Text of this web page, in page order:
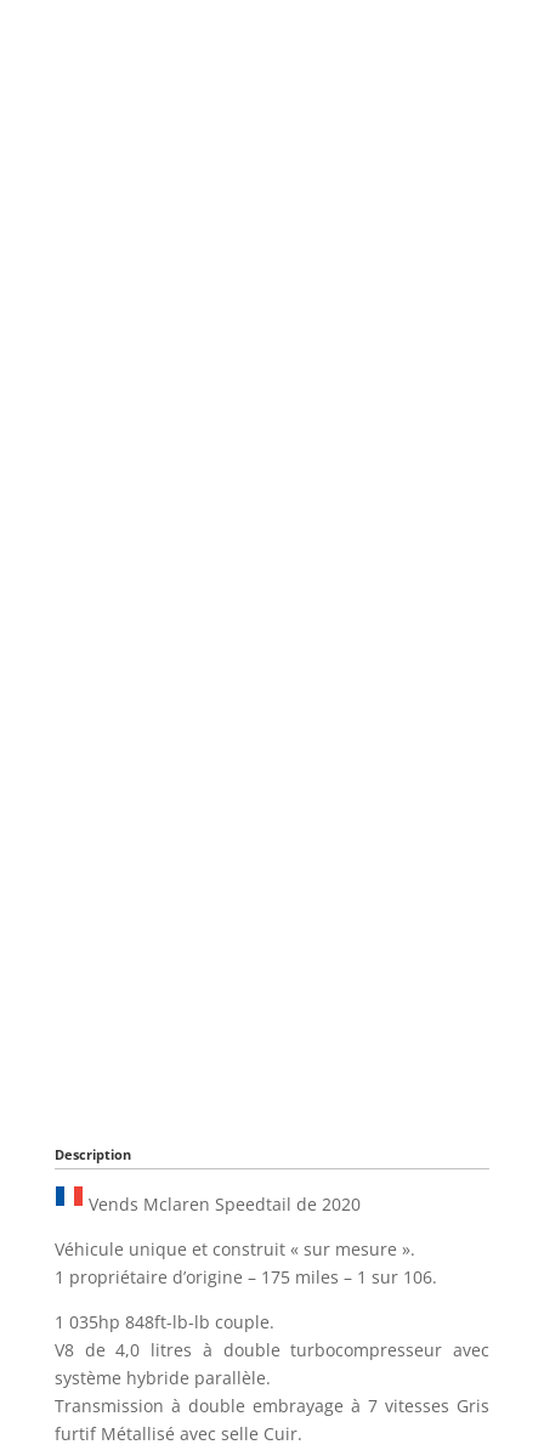
Description
Vends Mclaren Speedtail de 2020
Véhicule unique et construit « sur mesure ».
1 propriétaire d’origine – 175 miles – 1 sur 106.
1 035hp 848ft-lb-lb couple.
V8 de 4,0 litres à double turbocompresseur avec
système hybride parallèle.
Transmission à double embrayage à 7 vitesses Gris
furtif Métallisé avec selle Cuir.